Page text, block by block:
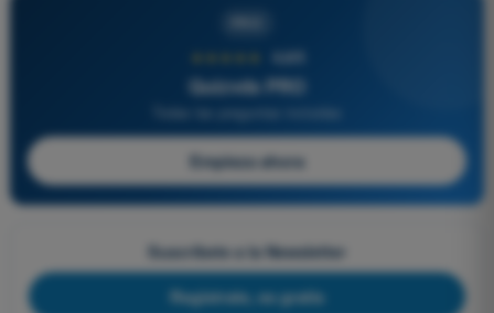
4,6/5
Quizvds PRO
Empieza ahora
Suscríbete a la Newsletter
Regístrate, es gratis